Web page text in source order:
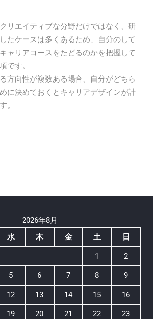
リエイティブな分野だけではなく、研
たケースは多くあるため、自分のして
ャリアコースをたどるのかを把握して
です。
方向性が複数ある場合、自分がどちら
に決めておくとキャリアデザインが計
。
2026年8月
水 木 金 土 日
1 2
5 6 7 8 9
12 13 14 15 16
19 20 21 22 23